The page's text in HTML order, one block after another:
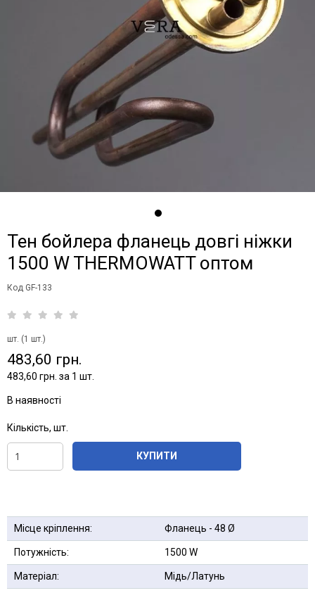
Тен бойлера фланець довгі ніжки
1500 W THERMOWATT оптом
Код GF-133
шт. (1 шт.)
483,60 грн.
483,60 грн. за 1 шт.
В наявності
Кількість, шт.
КУПИТИ
Місце кріплення: Фланець - 48 Ø
Потужність: 1500 W
Матеріал: Мідь/Латунь